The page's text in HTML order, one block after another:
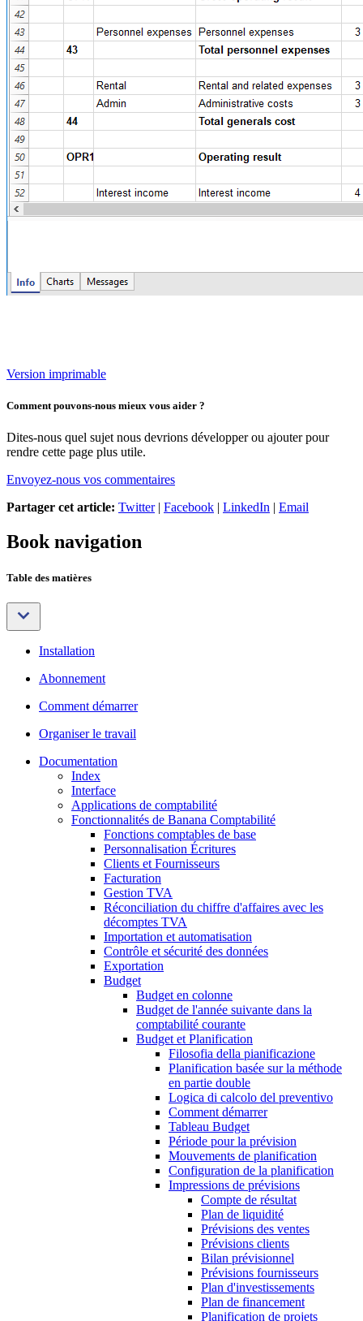
Version imprimable
Comment pouvons-nous mieux vous aider ?
Dites-nous quel sujet nous devrions développer ou ajouter pour
rendre cette page plus utile.
Envoyez-nous vos commentaires
Partager cet article: Twitter| Facebook | LinkedIn | Email
Book navigation
Table des matières
Installation
Abonnement
Comment démarrer
Organiser le travail
Documentation
Index
Interface
Applications de comptabilité
Fonctionnalités de Banana Comptabilité
Fonctions comptables de base
Personnalisation Écritures
Clients et Fournisseurs
Facturation
Gestion TVA
Réconciliation du chiffre d'affaires avec les
décomptes TVA
Importation et automatisation
Contrôle et sécurité des données
Exportation
Budget
Budget en colonne
Budget de l'année suivante dans la
comptabilité courante
Budget et Planification
Filosofia della pianificazione
Planification basée sur la méthode
en partie double
Logica di calcolo del preventivo
Comment démarrer
Tableau Budget
Période pour la prévision
Mouvements de planification
Configuration de la planification
Impressions de prévisions
Compte de résultat
Plan de liquidité
Prévisions des ventes
Prévisions clients
Bilan prévisionnel
Prévisions fournisseurs
Plan d'investissements
Plan de financement
Planification de projets